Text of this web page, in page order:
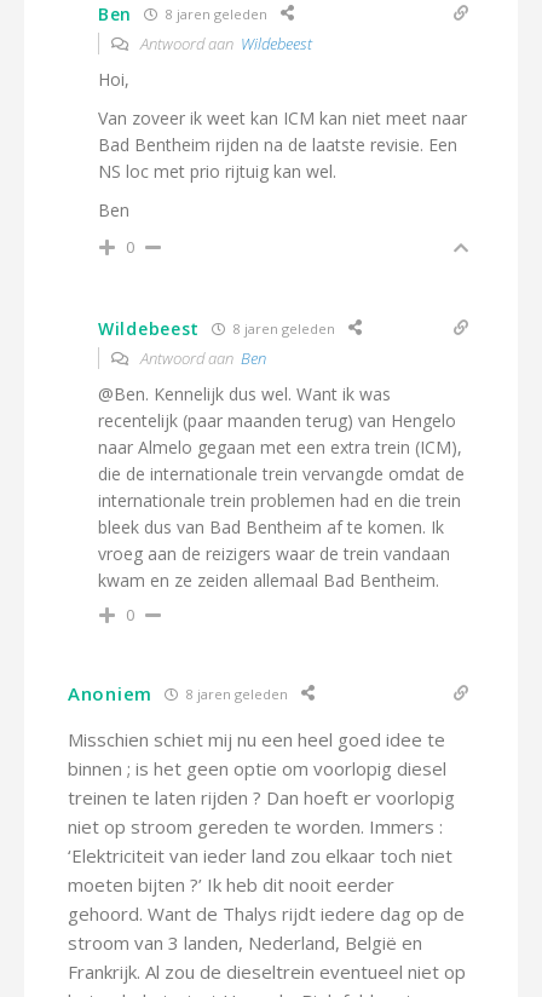
Ben 8 jaren geleden
Antwoord aan Wildebeest
Hoi,
Van zoveer ik weet kan ICM kan niet meet naar
Bad Bentheim rijden na de laatste revisie. Een
NS loc met prio rijtuig kan wel.
Ben
0
Wildebeest 8 jaren geleden
Antwoord aan Ben
@Ben. Kennelijk dus wel. Want ik was
recentelijk (paar maanden terug) van Hengelo
naar Almelo gegaan met een extra trein (ICM),
die de internationale trein vervangde omdat de
internationale trein problemen had en die trein
bleek dus van Bad Bentheim af te komen. Ik
vroeg aan de reizigers waar de trein vandaan
kwam en ze zeiden allemaal Bad Bentheim.
0
Anoniem 8 jaren geleden
Misschien schiet mij nu een heel goed idee te
binnen ; is het geen optie om voorlopig diesel
treinen te laten rijden ? Dan hoeft er voorlopig
niet op stroom gereden te worden. Immers :
‘Elektriciteit van ieder land zou elkaar toch niet
moeten bijten ?’ Ik heb dit nooit eerder
gehoord. Want de Thalys rijdt iedere dag op de
stroom van 3 landen, Nederland, België en
Frankrijk. Al zou de dieseltrein eventueel niet op